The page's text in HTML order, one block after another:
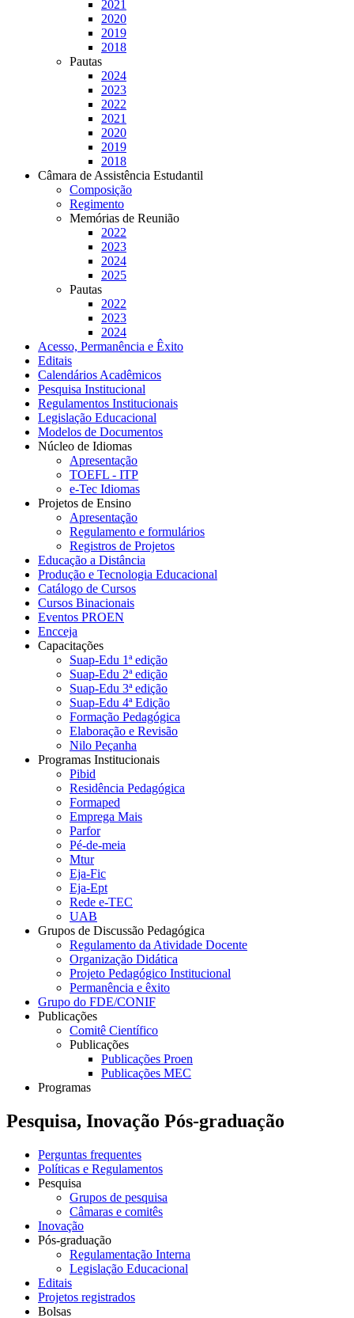
2021
2020
2019
2018
Pautas
2024
2023
2022
2021
2020
2019
2018
Câmara de Assistência Estudantil
Composição
Regimento
Memórias de Reunião
2022
2023
2024
2025
Pautas
2022
2023
2024
Acesso, Permanência e Êxito
Editais
Calendários Acadêmicos
Pesquisa Institucional
Regulamentos Institucionais
Legislação Educacional
Modelos de Documentos
Núcleo de Idiomas
Apresentação
TOEFL - ITP
e-Tec Idiomas
Projetos de Ensino
Apresentação
Regulamento e formulários
Registros de Projetos
Educação a Distância
Produção e Tecnologia Educacional
Catálogo de Cursos
Cursos Binacionais
Eventos PROEN
Encceja
Capacitações
Suap-Edu 1ª edição
Suap-Edu 2ª edição
Suap-Edu 3ª edição
Suap-Edu 4ª Edição
Formação Pedagógica
Elaboração e Revisão
Nilo Peçanha
Programas Institucionais
Pibid
Residência Pedagógica
Formaped
Emprega Mais
Parfor
Pé-de-meia
Mtur
Eja-Fic
Eja-Ept
Rede e-TEC
UAB
Grupos de Discussão Pedagógica
Regulamento da Atividade Docente
Organização Didática
Projeto Pedagógico Institucional
Permanência e êxito
Grupo do FDE/CONIF
Publicações
Comitê Científico
Publicações
Publicações Proen
Publicações MEC
Programas
Pesquisa, Inovação Pós-graduação
Perguntas frequentes
Políticas e Regulamentos
Pesquisa
Grupos de pesquisa
Câmaras e comitês
Inovação
Pós-graduação
Regulamentação Interna
Legislação Educacional
Editais
Projetos registrados
Bolsas